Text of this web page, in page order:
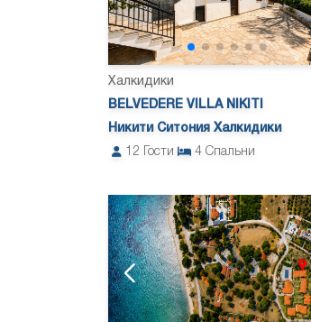
Халкидики
BELVEDERE VILLA NIKITI
Никити Ситония Халкидики
12
Гости 4 Спальни